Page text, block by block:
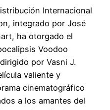
Internacional
integrado por José
ha otorgado el
Voodoo
por Vasni J.
valiente y
cinematográfico
a los amantes del